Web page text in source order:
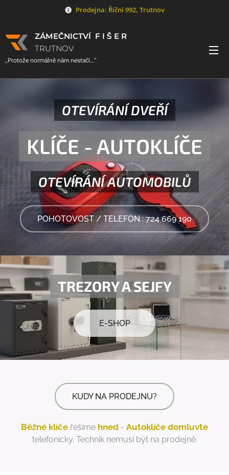
Prodejna: Říční 992, Trutnov
ZÁMEČNICTVÍ F I Š E R
TRUTNOV
„Protože normálně nám nestačí...“
OTEVÍRÁNÍ DVEŘÍ
KLÍČE - AUTOKLÍČE
OTEVÍRÁNÍAUTOMOBILŮ
POHOTOVOST / TELEFON : 724 669 190
TREZORY A SEJFY
E-SHOP
KUDY NA PRODEJNU?
Běžné klíče řešíme hned - Autoklíče domluvte
telefonicky. Technik nemusí být na prodejně.